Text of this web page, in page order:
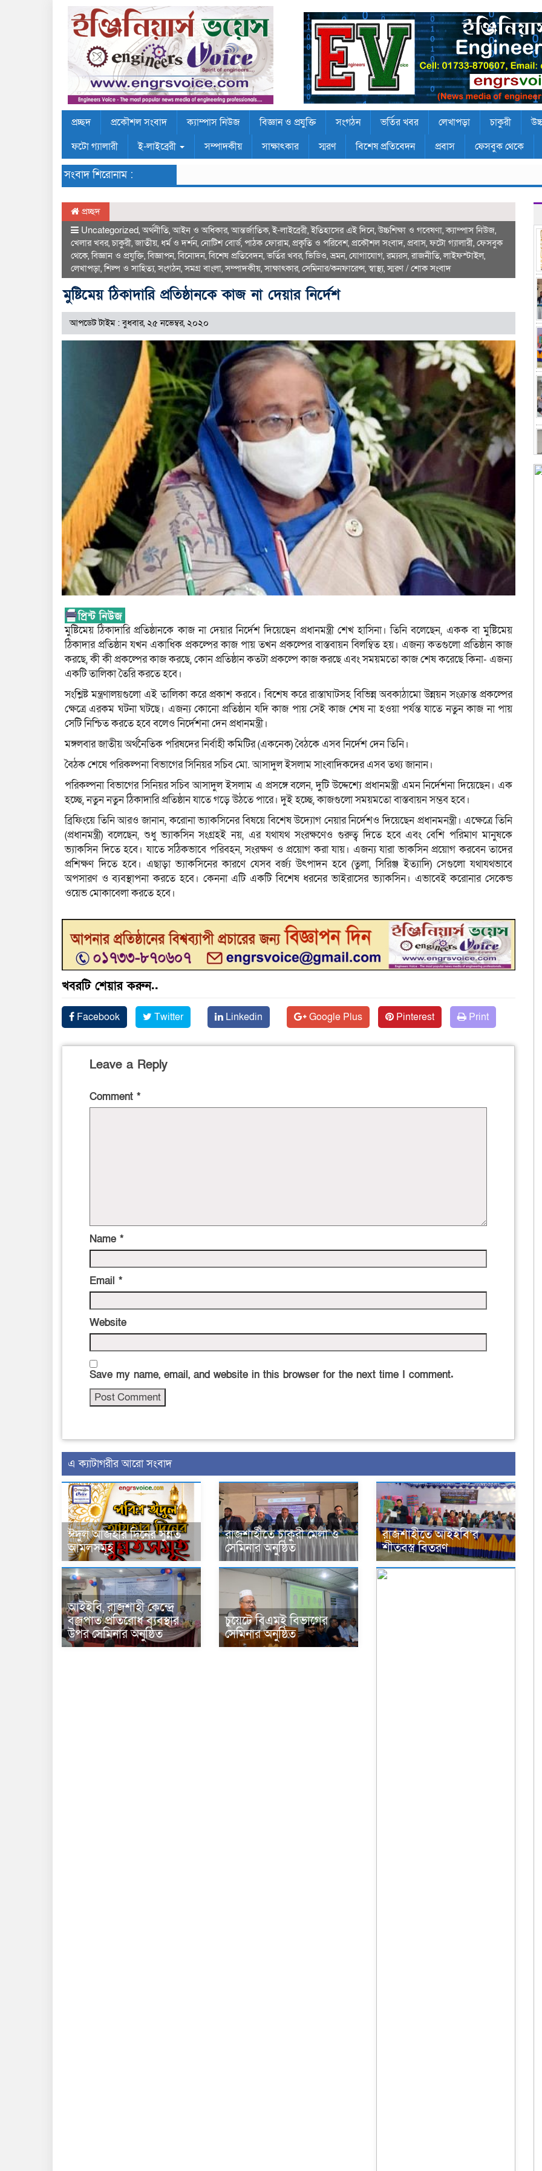
প্রচ্ছদ প্রকৌশল সংবাদ ক্যাম্পাস নিউজ বিজ্ঞান ও প্রযুক্তি সংগঠন ভর্তির খবর লেখাপড়া চাকুরী
ফটো গ্যালারী
ই-লাইব্রেরী সম্পাদকীয় সাক্ষাৎকার স্মরণ বিশেষ প্রতিবেদন প্রবাস ফেসবুক থেকে
সংবাদ শিরোনাম :
প্রচ্ছদ
Uncategorized,অর্থনীতি,আইন ও অধিকার,আন্তর্জাতিক,ই-লাইব্রেরী,ইতিহাসের এই দিনে,উচ্চশিক্ষা ও গবেষণা,ক্যাম্পাস নিউজ,
খেলার খবর,চাকুরী,জাতীয়, ধর্ম ও দর্শন, নোটিশ বোর্ড, পাঠক ফোরাম, প্রকৃতি ও পরিবেশ, প্রকৌশল সংবাদ, প্রবাস,ফটো গ্যালারী, ফেসবুক
থেকে,বিজ্ঞান ও প্রযুক্তি,বিজ্ঞাপন,বিনোদন,বিশেষ প্রতিবেদন,ভর্তির খবর,ভিডিও,ভ্রমন, যোগাযোগ,রম্যরস,রাজনীতি,লাইফস্টাইল,
লেখাপড়া,শিল্প ও সাহিত্য,সংগঠন,সমগ্র বাংলা,সম্পাদকীয়,সাক্ষাৎকার, সেমিনার/কনফারেন্স,স্বাস্থ্য,স্মরণ / শোক সংবাদ
মুষ্টিমেয় ঠিকাদারি প্রতিষ্ঠানকে কাজ না দেয়ার নির্দেশ
আপডেট টাইম : বুধবার, ২৫ নভেম্বর, ২০২০
মুষ্টিমেয় ঠিকাদারি প্রতিষ্ঠানকে কাজ না দেয়ার নির্দেশ দিয়েছেন প্রধানমন্ত্রী শেখ হাসিনা। তিনি বলেছেন, একক বা মুষ্টিমেয়
ঠিকাদার প্রতিষ্ঠান যখন একাধিক প্রকল্পের কাজ পায় তখন প্রকল্পের বাস্তবায়ন বিলম্বিত হয়। এজন্য কতগুলো প্রতিষ্ঠান কাজ
করছে, কী কী প্রকল্পের কাজ করছে, কোন প্রতিষ্ঠান কতটা প্রকল্পে কাজ করছে এবং সময়মতো কাজ শেষ করেছে কিনা- এজন্য
একটি তালিকা তৈরি করতে হবে।
সংশ্লিষ্ট মন্ত্রণালয়গুলো এই তালিকা করে প্রকাশ করবে। বিশেষ করে রাস্তাঘাটসহ বিভিন্ন অবকাঠামো উন্নয়ন সংক্রান্ত প্রকল্পের
ক্ষেত্রে এরকম ঘটনা ঘটছে। এজন্য কোনো প্রতিষ্ঠান যদি কাজ পায় সেই কাজ শেষ না হওয়া পর্যন্ত যাতে নতুন কাজ না পায়
সেটি নিশ্চিত করতে হবে বলেও নির্দেশনা দেন প্রধানমন্ত্রী।
মঙ্গলবার জাতীয় অর্থনৈতিক পরিষদের নির্বাহী কমিটির (একনেক) বৈঠকে এসব নির্দেশ দেন তিনি।
বৈঠক শেষে পরিকল্পনা বিভাগের সিনিয়র সচিব মো. আসাদুল ইসলাম সাংবাদিকদের এসব তথ্য জানান।
পরিকল্পনা বিভাগের সিনিয়র সচিব আসাদুল ইসলাম এ প্রসঙ্গে বলেন, দুটি উদ্দেশ্যে প্রধানমন্ত্রী এমন নির্দেশনা দিয়েছেন। এক
হচ্ছে, নতুন নতুন ঠিকাদারি প্রতিষ্ঠান যাতে গড়ে উঠতে পারে। দুই হচ্ছে, কাজগুলো সময়মতো বাস্তবায়ন সম্ভব হবে।
ব্রিফিংয়ে তিনি আরও জানান, করোনা ভ্যাকসিনের বিষয়ে বিশেষ উদ্যোগ নেয়ার নির্দেশও দিয়েছেন প্রধানমনন্ত্রী। এক্ষেত্রে তিনি
(প্রধানমন্ত্রী) বলেছেন, শুধু ভ্যাকসিন সংগ্রহই নয়, এর যথাযথ সংরক্ষণেও গুরুত্ব দিতে হবে এবং বেশি পরিমাণ মানুষকে
ভ্যাকসিন দিতে হবে। যাতে সঠিকভাবে পরিবহন, সংরক্ষণ ও প্রয়োগ করা যায়। এজন্য যারা ভাকসিন প্রয়োগ করবেন তাদের
প্রশিক্ষণ দিতে হবে। এছাড়া ভ্যাকসিনের কারণে যেসব বর্জ্য উৎপাদন হবে (তুলা, সিরিঞ্জ ইত্যাদি) সেগুলো যথাযথভাবে
অপসারণ ও ব্যবস্থাপনা করতে হবে। কেননা এটি একটি বিশেষ ধরনের ভাইরাসের ভ্যাকসিন। এভাবেই করোনার সেকেন্ড
ওয়েভ মোকাবেলা করতে হবে।
খবরটি শেয়ার করুন..
Facebook Twitter Linkedin Google Plus Pinterest Print
Leave a Reply
Comment *
Name *
Email *
Website
Save my name, email, and website in this browser for the next time I comment.
এ ক্যাটাগরীর আরো সংবাদ
ঈদুল আজহার দিনের সুন্নত
আমলসমূহ
রাজশাহীতে চাকুরী মেলা ও
সেমিনার অনুষ্ঠিত
রাজশাহীতে আইইবি’র
শীতবস্ত্র বিতরণ
আইইবি, রাজশাহী কেন্দ্রে
বজ্রপাত প্রতিরোধ ব্যবস্থার
উপর সেমিনার অনুষ্ঠিত
চুয়েটে বিএমই বিভাগের
সেমিনার অনুষ্ঠিত